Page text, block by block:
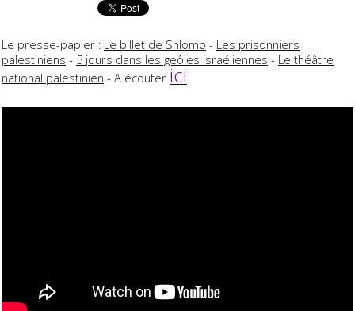
Le presse-papier : Le billet de Shlomo - Les prisonniers
palestiniens - 5 jours dans les geôles israéliennes - Le théâtre
national palestinien - A écouter ici